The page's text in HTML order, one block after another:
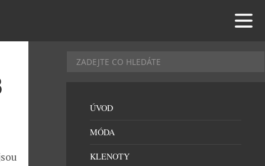
ÚVOD
MÓDA
KLENOTY